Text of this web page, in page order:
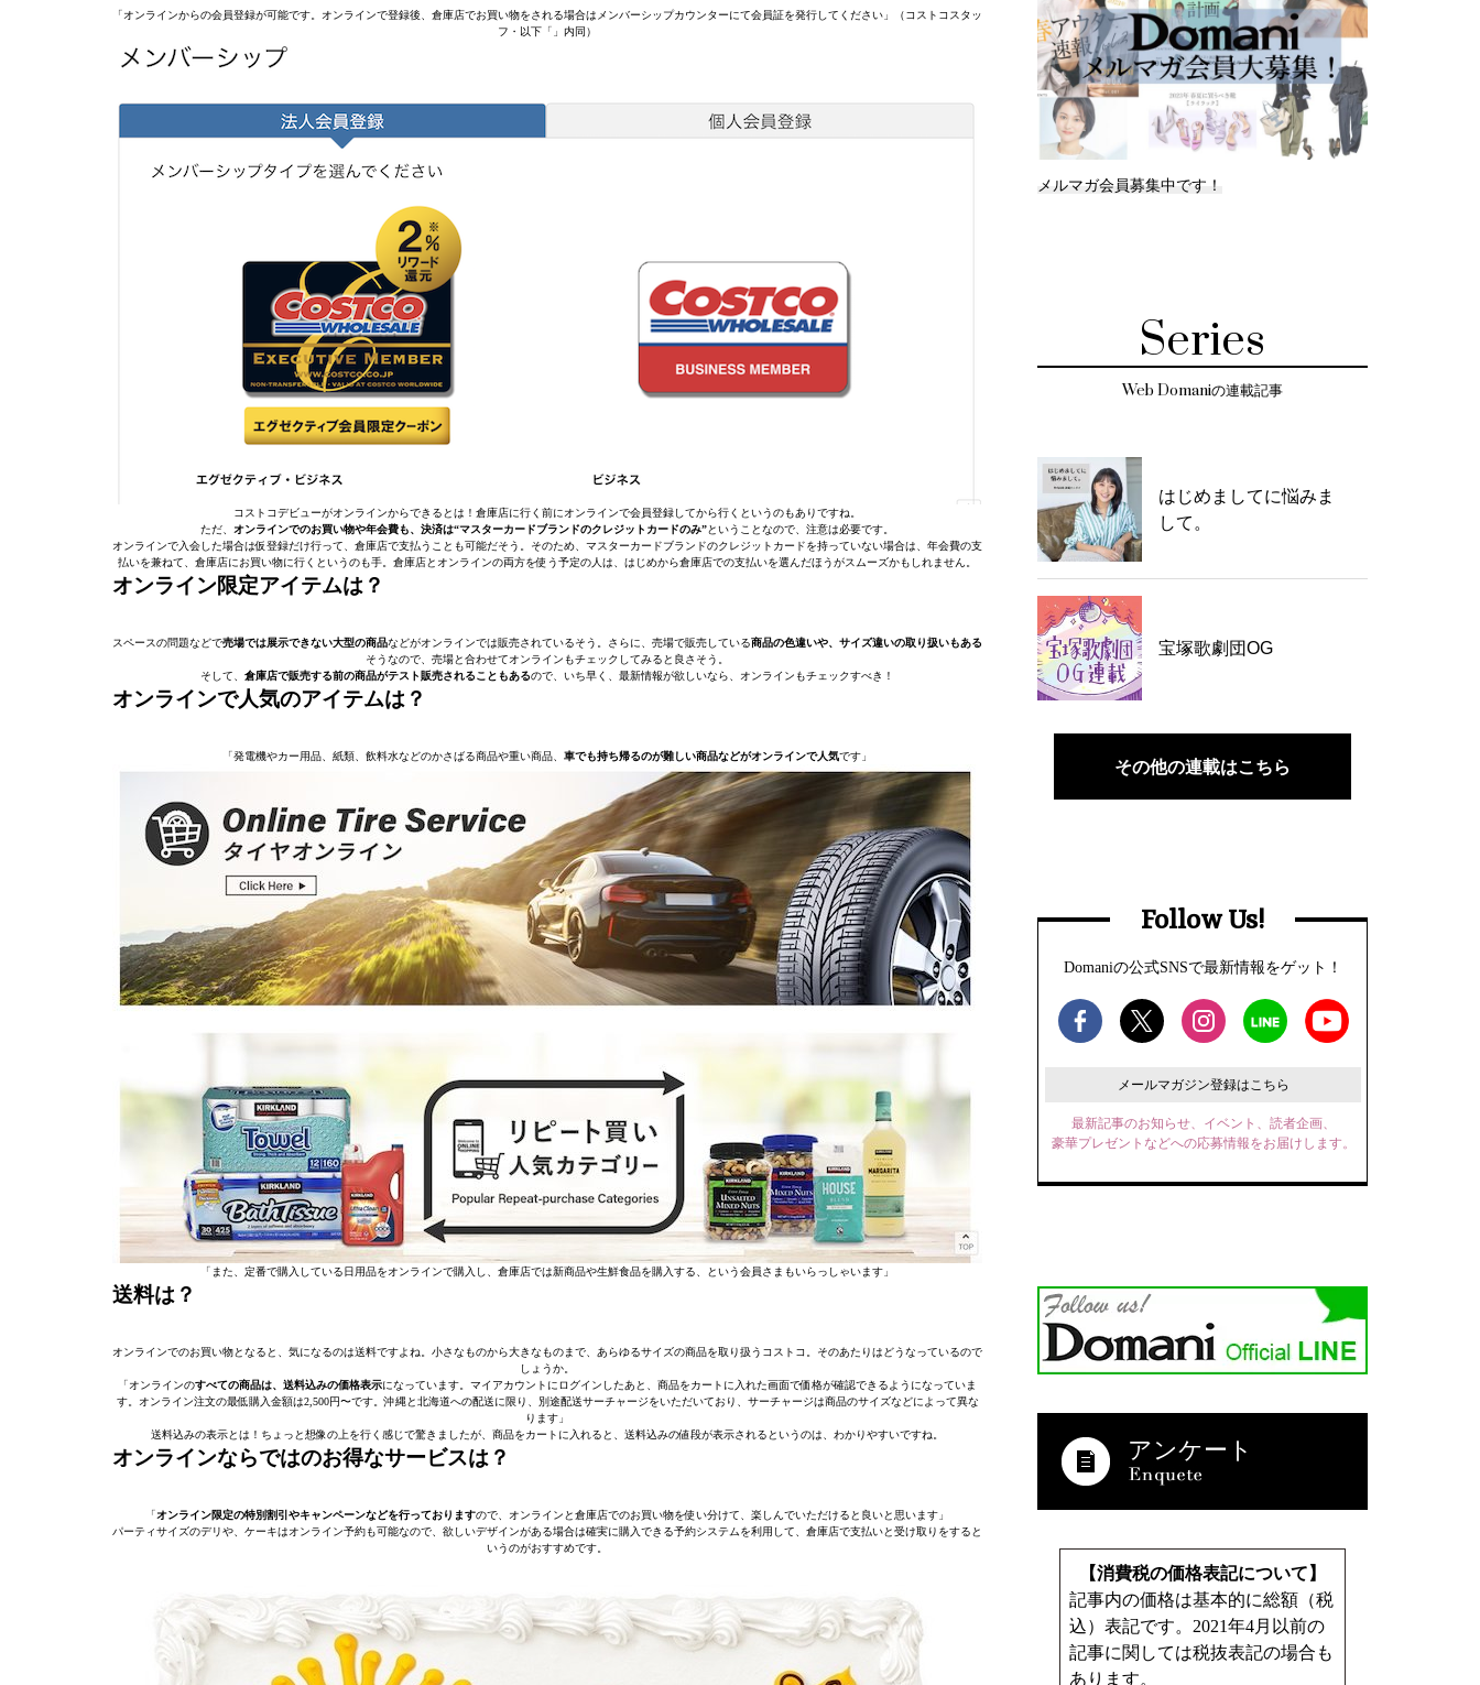
「オンラインからの会員登録が可能です。オンラインで登録後、倉庫店でお買い物をされる場合はメンバーシップカウンターにて会員証を発行してください」（コストコスタッ
フ・以下「」内同）
コストコデビューがオンラインからできるとは！倉庫店に行く前にオンラインで会員登録してから行くというのもありですね。
ただ、 オンラインでのお買い物や年会費も、決済は“マスターカードブランドのクレジットカードのみ”ということなので、注意は必要です。
オンラインで入会した場合は仮登録だけ行って、倉庫店で支払うことも可能だそう。そのため、マスターカードブランドのクレジットカードを持っていない場合は、年会費の支
払いを兼ねて、倉庫店にお買い物に行くというのも手。倉庫店とオンラインの両方を使う予定の人は、はじめから倉庫店での支払いを選んだほうがスムーズかもしれません。
オンライン限定アイテムは？
スペースの問題などで売場では展示できない大型の商品などがオンラインでは販売されているそう。さらに、売場で販売している商品の色違いや、サイズ違いの取り扱いもある
そうなので、売場と合わせてオンラインもチェックしてみると良さそう。
そして、 倉庫店で販売する前の商品がテスト販売されることもあるので、いち早く、最新情報が欲しいなら、オンラインもチェックすべき！
オンラインで人気のアイテムは？
「発電機やカー用品、紙類、飲料水などのかさばる商品や重い商品、 車でも持ち帰るのが難しい商品などがオンラインで人気です」
「また、定番で購入している日用品をオンラインで購入し、倉庫店では新商品や生鮮食品を購入する、という会員さまもいらっしゃいます」
送料は？
オンラインでのお買い物となると、気になるのは送料ですよね。小さなものから大きなものまで、あらゆるサイズの商品を取り扱うコストコ。そのあたりはどうなっているので
しょうか。
「オンラインのすべての商品は、送料込みの価格表示になっています。マイアカウントにログインしたあと、商品をカートに入れた画面で価格が確認できるようになっていま
す。オンライン注文の最低購入金額は2,500円〜です。沖縄と北海道への配送に限り、別途配送サーチャージをいただいており、サーチャージは商品のサイズなどによって異な
ります」
送料込みの表示とは！ちょっと想像の上を行く感じで驚きましたが、商品をカートに入れると、送料込みの値段が表示されるというのは、わかりやすいですね。
オンラインならではのお得なサービスは？
「オンライン限定の特別割引やキャンペーンなどを行っておりますので、オンラインと倉庫店でのお買い物を使い分けて、楽しんでいただけると良いと思います」
パーティサイズのデリや、ケーキはオンライン予約も可能なので、欲しいデザインがある場合は確実に購入できる予約システムを利用して、倉庫店で支払いと受け取りをすると
いうのがおすすめです。
メルマガ会員募集中です！
Series
Web Domaniの連載記事
はじめましてに悩みま
して。
宝塚歌劇団OG
その他の連載はこちら
Follow Us!
Domaniの公式SNSで最新情報をゲット！
メールマガジン登録はこちら
最新記事のお知らせ、イベント、読者企画、
豪華プレゼントなどへの応募情報をお届けします。
アンケート
【消費税の価格表記について】
記事内の価格は基本的に総額（税
込）表記です。2021年4月以前の
記事に関しては税抜表記の場合も
あります。